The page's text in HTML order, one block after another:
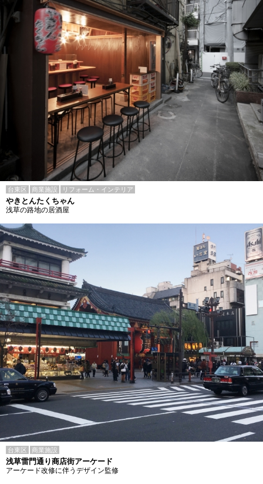
台東区 商業施設 リフォーム・インテリア
やきとんたくちゃん
浅草の路地の居酒屋
台東区 商業施設
浅草雷門通り商店街アーケード
アーケード改修に伴うデザイン監修